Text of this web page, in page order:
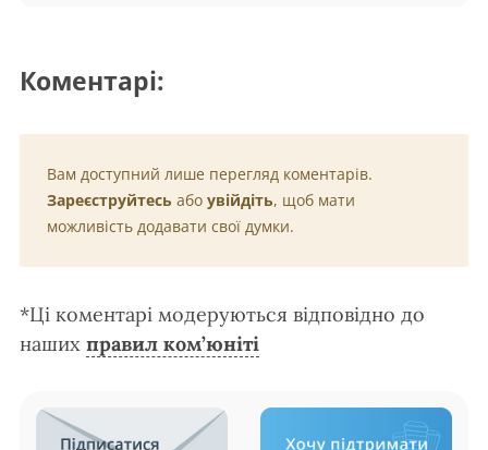
Коментарі:
Вам доступний лише перегляд коментарів.
Зареєструйтесь або увійдіть, щоб мати
можливість додавати свої думки.
*Ці коментарі модеруються відповідно до
наших правил ком’юніті